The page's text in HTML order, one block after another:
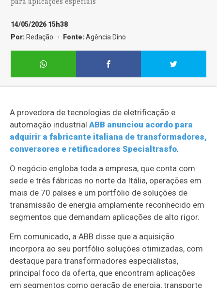
14/05/2026 15h38
Por: Redação Fonte:Agência Dino
A provedora de tecnologias de eletrificação e
automação industrialABB anunciou acordo para
adquirir a fabricante italiana de transformadores,
conversores e retificadores Specialtrasfo.
O negócio engloba toda a empresa, que conta com
sede e três fábricas no norte da Itália, operações em
mais de 70 países e um portfólio de soluções de
transmissão de energia amplamente reconhecido em
segmentos que demandam aplicações de alto rigor.
Em comunicado, a ABB disse que a aquisição
incorpora ao seu portfólio soluções otimizadas, com
destaque para transformadores especialistas,
principal foco da oferta, que encontram aplicações
em segmentos como geração de energia, transporte